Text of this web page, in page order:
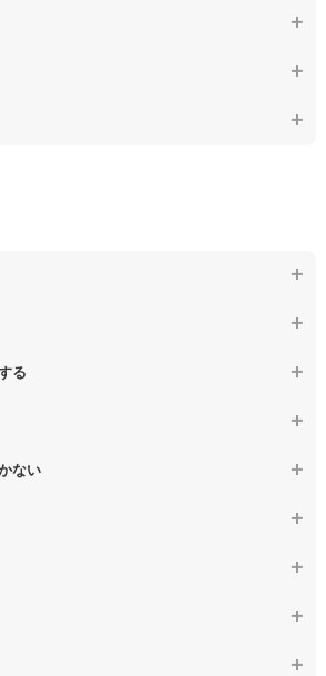
他の起動しない問題
しないPCのデータを復旧
のプログラムを削除したい
ルス感染のその他の問題
紹介
故障
ディスプレイ交換
ーボード交換
インストール
の割れ・破損
を押しても反応がない
モードから復旧できない
他の起動しない問題
る
中の動作が重い
コンから異音がする
ない
してパソコンが動かない
しないPCのデータを復旧
のプログラムを削除したい
紹介